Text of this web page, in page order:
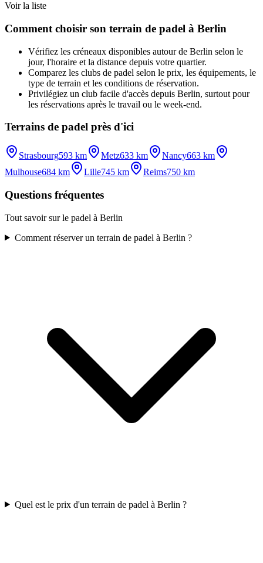
Voir la liste
Comment choisir son terrain de padel à Berlin
Vérifiez les créneaux disponibles autour de Berlin selon le
jour, l'horaire et la distance depuis votre quartier.
Comparez les clubs de padel selon le prix, les équipements, le
type de terrain et les conditions de réservation.
Privilégiez un club facile d'accès depuis Berlin, surtout pour
les réservations après le travail ou le week-end.
Terrains de padel près d'ici
Strasbourg593 km Metz633 km Nancy663 km
Mulhouse684 km Lille745 km Reims750 km
Questions fréquentes
Tout savoir sur le padel à Berlin
Comment réserver un terrain de padel à Berlin ?
Quel est le prix d'un terrain de padel à Berlin ?